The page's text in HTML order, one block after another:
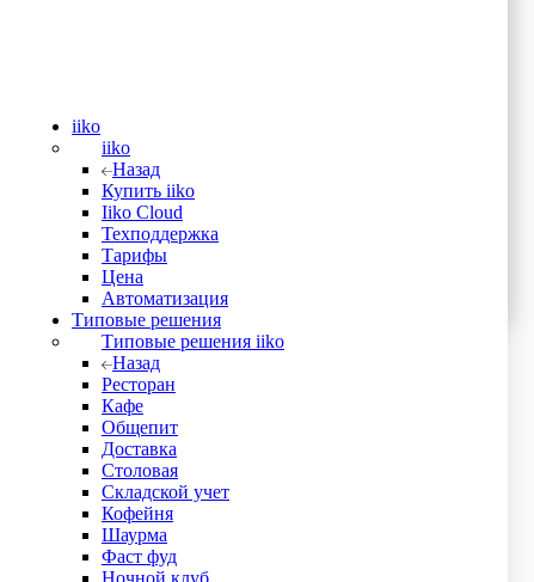
iiko
iiko
Назад
Купить iiko
Iiko Cloud
Техподдержка
Тарифы
Цена
Автоматизация
Типовые решения
Типовые решения iiko
Назад
Ресторан
Кафе
Общепит
Доставка
Столовая
Складской учет
Кофейня
Шаурма
Фаст фуд
Ночной клуб